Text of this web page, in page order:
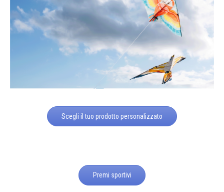
Scegli il tuo prodotto personalizzato
Premi sportivi